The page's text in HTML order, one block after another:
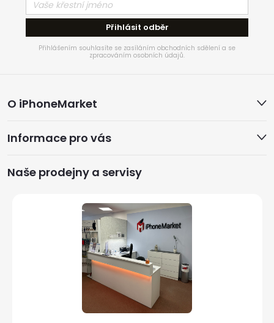
Přihlásit odběr
Přihlášením souhlasíte se zasíláním obchodních sdělení a se
zpracováním osobních údajů.
á
p
a
O iPhoneMarket
Informace pro vás
Naše prodejny a servisy